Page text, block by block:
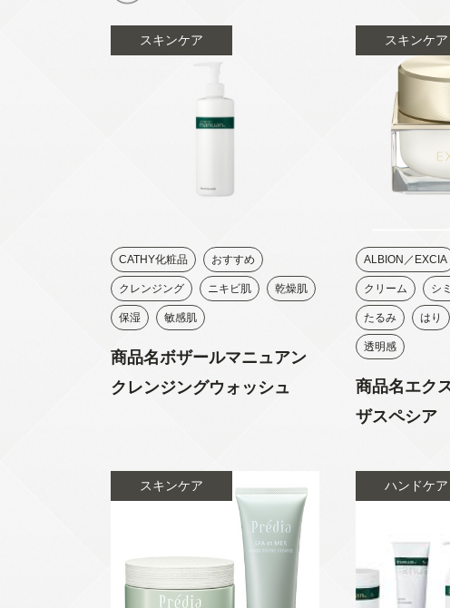
スキンケア
CATHY化粧品 おすすめ
クレンジング ニキビ肌 乾燥肌
保湿 敏感肌
商品名ボザールマニュアン
クレンジングウォッシュ
スキンケア
ALBION／EXCIA
クリーム シ
たるみ はり
透明感
商品名エク
ザスペシア
スキンケア ハンドケア